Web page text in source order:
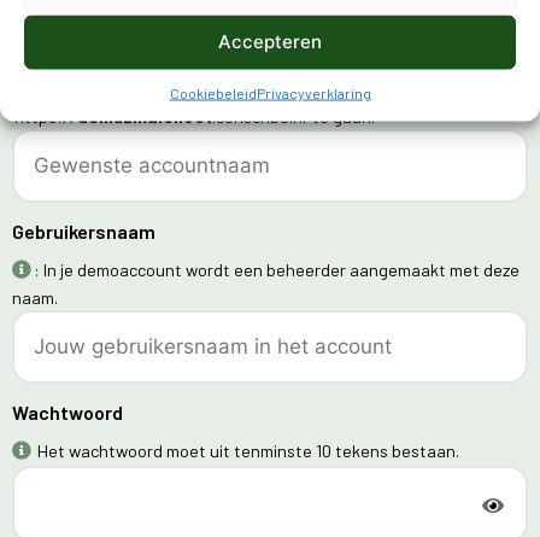
Accepteren
CookiebeleidPrivacyverklaring
Gewenste accountnaam
: De accountnaam bepaalt hoe je bij Conscribo kunt inloggen. Als
je hier bijvoorbeeld 'demuzikalenoot' invult, kun je inloggen door naar
'https://demuzikalenoot.conscribo.nl' te gaan.
Gebruikersnaam
: In je demoaccount wordt een beheerder aangemaakt met deze
naam.
Wachtwoord
Het wachtwoord moet uit tenminste 10 tekens bestaan.